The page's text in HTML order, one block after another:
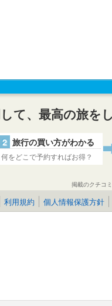
て、最高の旅を
2 旅行の買い方がわかる
何をどこで予約すればお得？
掲載のクチコ
利用規約 個人情報保護方針